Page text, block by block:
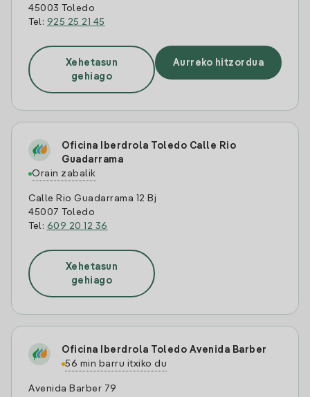
45003 Toledo
Tel: 925 25 21 45
Xehetasun
gehiago
Aurreko hitzordua
Oficina Iberdrola Toledo Calle Rio
Guadarrama
Orain zabalik
Calle Rio Guadarrama 12 Bj
45007 Toledo
Tel: 609 20 12 36
Xehetasun
gehiago
Oficina Iberdrola Toledo Avenida Barber
56 min barru itxiko du
Avenida Barber 79